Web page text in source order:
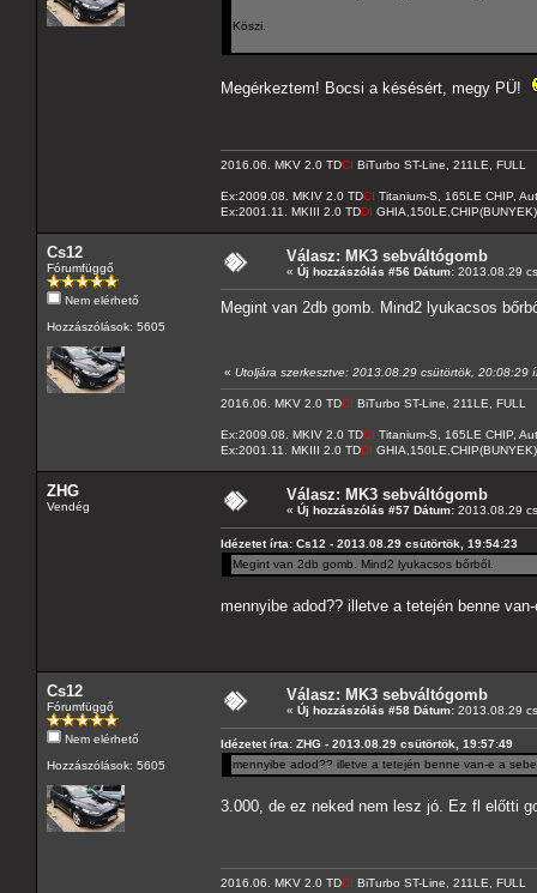
Köszi.
Megérkeztem! Bocsi a késésért, megy PÜ!
2016.06. MKV 2.0 TDCI BiTurbo ST-Line, 211LE, FULL
Ex:2009.08. MKIV 2.0 TDCI Titanium-S, 165LE CHIP,
Ex:2001.11. MKIII 2.0 TDDI
Cs12
Fórumfüggő
Nem elérhető
Hozzászólások: 5605
Válasz: MK3 sebváltógomb
« Új hozzászólás #56 Dátum: 2013.08.29
Megint van 2db gomb. Mind2 lyukacsos
« Utoljára szerkesztve: 2013.08.29 csütörtök, 20:08:29
2016.06. MKV 2.0 TDCI BiTurbo ST-Line, 211LE, FULL
Ex:2009.08. MKIV 2.0 TDCI Titanium-S, 165LE CHIP,
Ex:2001.11. MKIII 2.0 TDDI
ZHG
Vendég
Válasz: MK3 sebváltógomb
« Új hozzászólás #57 Dátum: 2013.08.29
Idézetet írta: Cs12 - 2013.08.29 csütörtök, 19:54:23
Megint van 2db gomb. Mind2 lyukacsos bőrből.
mennyibe adod?? illetve a tetején benne
Cs12
Fórumfüggő
Nem elérhető
Hozzászólások: 5605
Válasz: MK3 sebváltógomb
« Új hozzászólás #58 Dátum: 2013.08.29
Idézetet írta: ZHG - 2013.08.29 csütörtök, 19:57:49
mennyibe adod?? illetve a tetején benne van-e a
3.000, de ez neked nem lesz jó. Ez fl előtti
2016.06. MKV 2.0 TDCI BiTurbo ST-Line, 211LE, FULL